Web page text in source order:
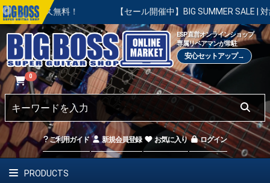
無料！ 【セール開催中】BIG SUMMER SALE | 対象の商品
ESP直営オンラインショップ
専属リペアマンが常駐
安心セットアップ→
0
ご利用ガイド 新規会員登録 お気に入り ログイン
PRODUCTS